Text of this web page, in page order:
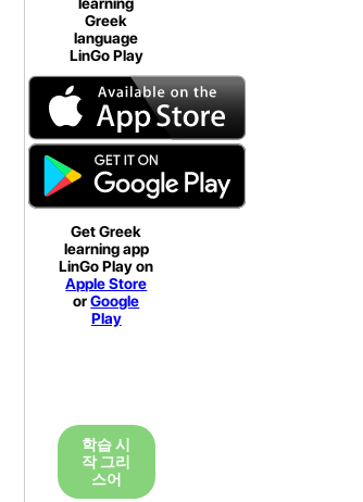
Greek
language
LinGo Play
Get Greek
learning app
LinGo Play on
Apple Store
orGoogle
Play
학습 시
작 그리
스어